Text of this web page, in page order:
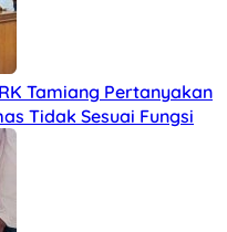
Tamiang Pertanyakan
Tidak Sesuai Fungsi